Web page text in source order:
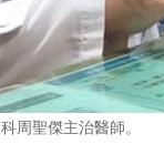
周聖傑主治醫師。